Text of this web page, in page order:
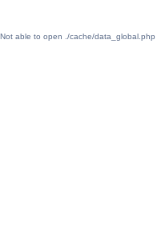
Not able to open ./cache/data_global.php